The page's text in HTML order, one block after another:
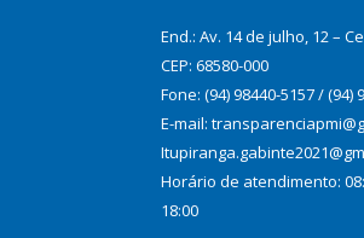
End.: Av. 14 de julho, 12 –
CEP: 68580-000
Fone: (94) 98440-5157 / (94)
E-mail:
Horário de atendimento:
18:00